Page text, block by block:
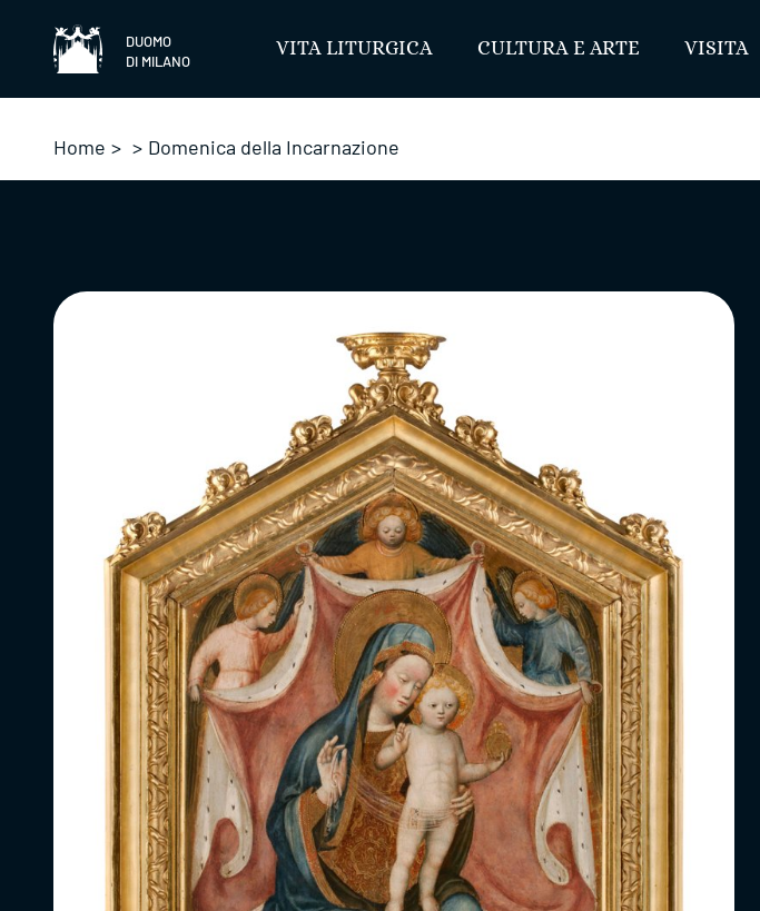
DUOMO
DI MILANO
VITA LITURGICA CULTURA E ARTE VISITA
Home > > Domenica della Incarnazione